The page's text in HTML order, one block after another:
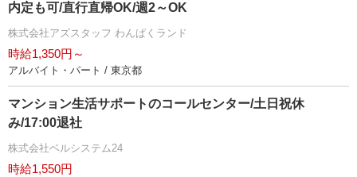
内定も可/直行直帰OK/週2～OK
株式会社アズスタッフ わんぱくランド
時給1,350円～
アルバイト・パート / 東京都
マンション生活サポートのコールセンター/土日祝休
み/17:00退社
株式会社ベルシステム24
時給1,550円